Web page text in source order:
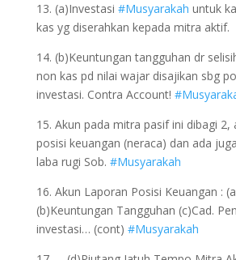
13. (a)Investasi #Musyarakah untuk
kas yg diserahkan kepada mitra aktif.
14. (b)Keuntungan tangguhan dr
non kas pd nilai wajar disajikan sbg
investasi. Contra Account!
15. Akun pada mitra pasif ini dibagi 2,
posisi keuangan (neraca) dan ada
laba rugi Sob. #Musyarakah
16. Akun Laporan Posisi Keuangan :
(b)Keuntungan Tangguhan (c)Cad.
investasi… (cont) #Musyarakah